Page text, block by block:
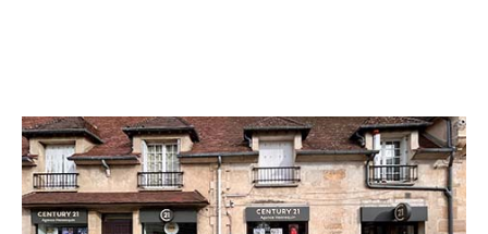
CENTURY 21 Agence Hennequin
42 rue de la République
ECQUEVILLY - 78920